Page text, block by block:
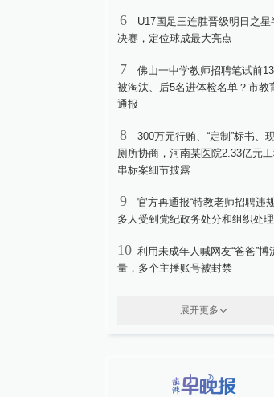
6
U17国足三连胜晋级明日之星
决赛，定位球成最大亮点
7
佛山一中学教师招聘笔试前
被淘汰、后5名进体检名单？市教
通报
8
300万元行贿、“定制”标书、
厕所协商，河南某医院2.33亿元
串标案细节披露
9
官方再通报“特教老师招聘违规
多人受到党纪政务处分和组织处理
10 利用未成年人喊网友“爸爸”博
量，多个主播账号被封禁
展开更多